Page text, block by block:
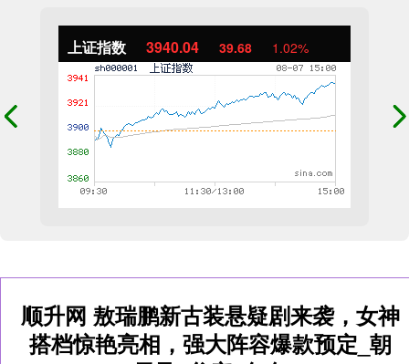
上证指数 3940.04 39.68 1.02%
顺升网 敖瑞鹏新古装悬疑剧来袭，女神
搭档惊艳亮相，强大阵容爆款预定_朝